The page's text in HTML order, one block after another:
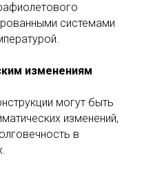
системами
изменениям
могут быть
изменений,
в